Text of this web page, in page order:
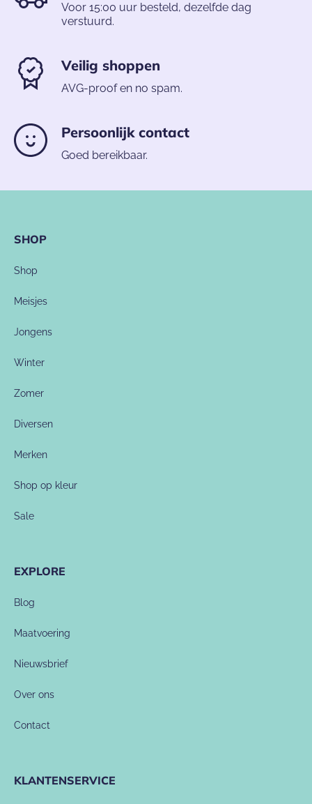
Voor 15:00 uur besteld, dezelfde dag
verstuurd.
Veilig shoppen
AVG-proof en no spam.
Persoonlijk contact
Goed bereikbaar.
SHOP
Shop
Meisjes
Jongens
Winter
Zomer
Diversen
Merken
Shop op kleur
Sale
EXPLORE
Blog
Maatvoering
Nieuwsbrief
Over ons
Contact
KLANTENSERVICE